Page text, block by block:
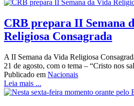
CRB prepara II Semana
Religiosa Consagrada
A II Semana da Vida Religiosa
21 de agosto, com o tema – “Cristo nos
Publicado em Nacionais
Leia mais ...